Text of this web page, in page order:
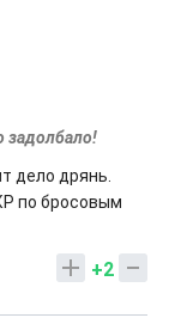
задолбало!
дело дрянь.
по бросовым
+2